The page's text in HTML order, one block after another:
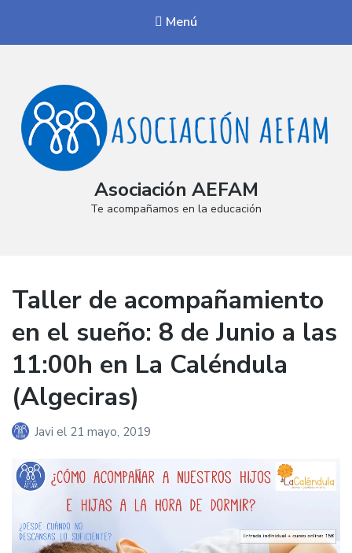
Menú
Asociación AEFAM
Te acompañamos en la educación
Taller de acompañamiento
en el sueño: 8 de Junio a las
11:00h en La Caléndula
(Algeciras)
Javi el 21 mayo, 2019